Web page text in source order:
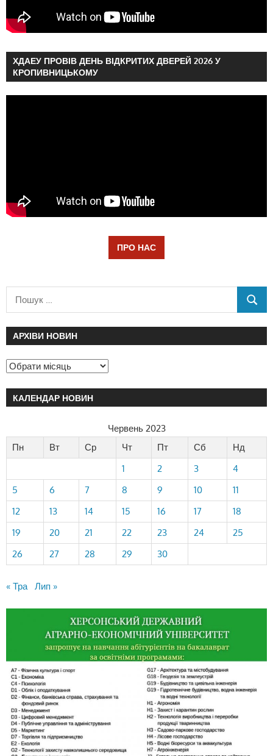
ХДАЕУ ПРОВІВ ДЕНЬ ВІДКРИТИХ ДВЕРЕЙ 2026 У
КРОПИВНИЦЬКОМУ
ПРО НАС
АРХІВИ НОВИН
КАЛЕНДАР НОВИН
Червень 2023
Пн
Вт Ср Чт Пт Сб
Нд
1
2 3
4
5
6 7 8 9 10
11
12
13 14 15 16 17
18
19
20 21 22 23 24
25
26
27 28 29 30
« Тра Лип »